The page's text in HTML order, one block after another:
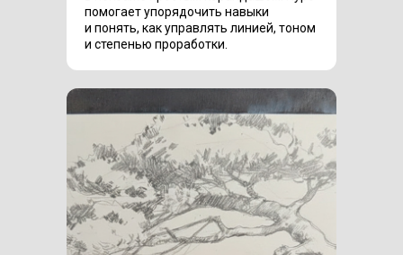
помогает упорядочить навыки
и понять, как управлять линией, тоном
и степенью проработки.